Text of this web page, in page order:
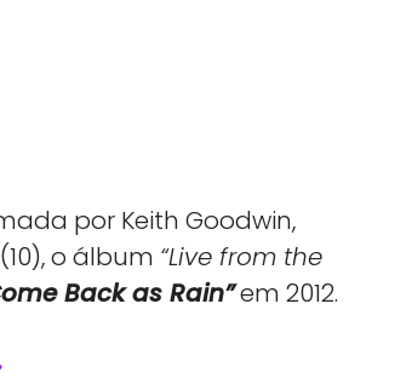
por Keith Goodwin,
o álbum “Live from the
Back as Rain”em 2012.